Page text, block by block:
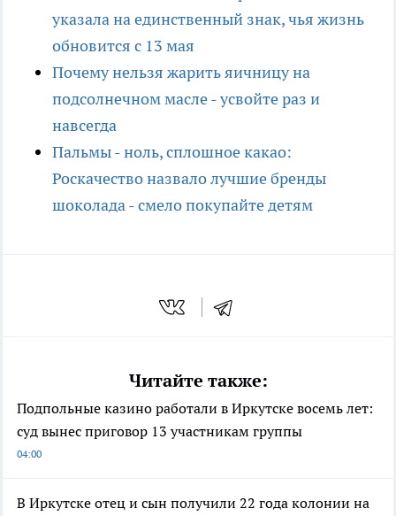
указала на единственный знак, чья жизнь
обновится с 13 мая
Почему нельзя жарить яичницу на
подсолнечном масле - усвойте раз и
навсегда
Пальмы - ноль, сплошное какао:
Роскачество назвало лучшие бренды
шоколада - смело покупайте детям
Читайте также:
Подпольные казино работали в Иркутске восемь лет:
суд вынес приговор 13 участникам группы
04:00
В Иркутске отец и сын получили 22 года колонии на